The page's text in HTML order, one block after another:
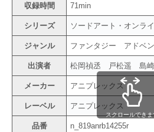
収録時間 71min
シリーズ ソードアート・オンラ
ジャンル ファンタジー アド
出演者 松岡禎丞 戸松遥 島
メーカー アニプレックス
レーベル アニプレックス
品番 n_819anrb14255r
スクロールできま